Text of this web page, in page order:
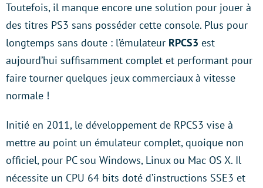
Toutefois, il manque encore une solution pour jouer à
des titres PS3 sans posséder cette console. Plus pour
longtemps sans doute : l’émulateur RPCS3 est
aujourd’hui suffisamment complet et performant pour
faire tourner quelques jeux commerciaux à vitesse
normale !
Initié en 2011, le développement de RPCS3 vise à
mettre au point un émulateur complet, quoique non
officiel, pour PC sou Windows, Linux ou Mac OS X. Il
nécessite un CPU 64 bits doté d’instructions SSE3 et